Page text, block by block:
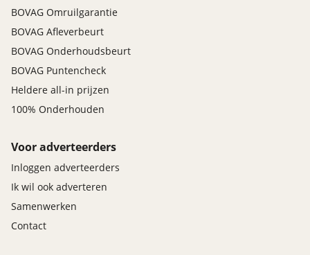
BOVAG Omruilgarantie
BOVAG Afleverbeurt
BOVAG Onderhoudsbeurt
BOVAG Puntencheck
Heldere all-in prijzen
100% Onderhouden
Voor adverteerders
Inloggen adverteerders
Ik wil ook adverteren
Samenwerken
Contact